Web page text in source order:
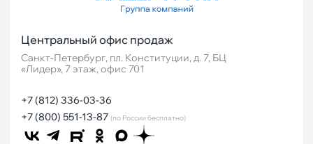
Центральный офис продаж
Санкт‐Петербург, пл. Конституции, д. 7, БЦ
«Лидер», 7 этаж, офис 701
+7 (812) 336-03-36
+7 (800) 551-13-87 (по России бесплатно)